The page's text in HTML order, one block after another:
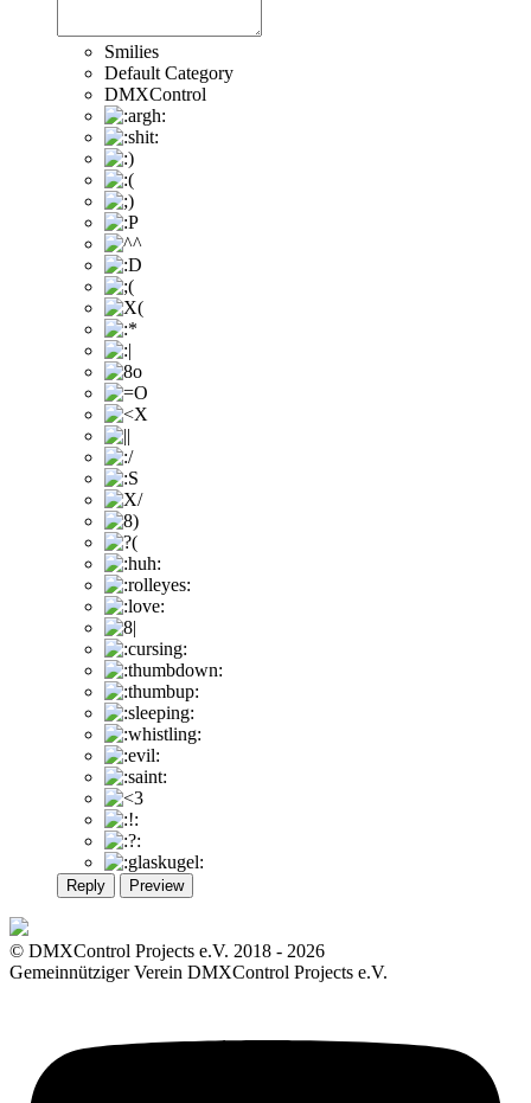
Smilies
Default Category
DMXControl
Reply Preview
© DMXControl Projects e.V. 2018 - 2026
Gemeinnütziger Verein DMXControl Projects e.V.